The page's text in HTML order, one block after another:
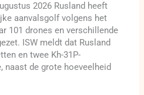
2026 Rusland heeft
aanvalsgolf volgens het
101 drones en verschillende
ISW meldt dat Rusland
en twee Kh-31P-
naast de grote hoeveelheid